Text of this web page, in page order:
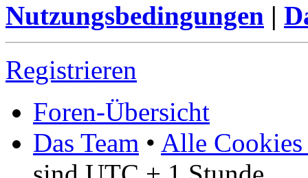
Nutzungsbedingungen |
Registrieren
Foren-Übersicht
Das Team • Alle Cookies